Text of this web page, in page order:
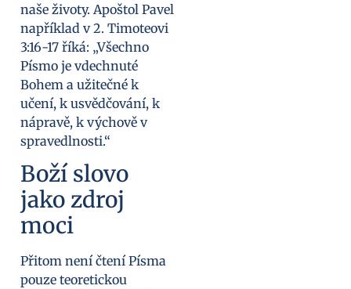
naše životy. Apoštol Pavel
například v 2. Timoteovi
3:16-17 říká: „Všechno
Písmo je vdechnuté
Bohem a užitečné k
učení, k usvědčování, k
nápravě, k výchově v
spravedlnosti.“
Boží slovo
jako zdroj
moci
Přitom není čtení Písma
pouze teoretickou